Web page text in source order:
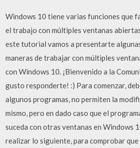
Windows 10 tiene varias funciones que
el trabajo con múltiples ventanas
este tutorial vamos a presentarte
maneras de trabajar con múltiples
con Windows 10. ¡Bienvenido a la
gusto responderte! :) Para comenzar,
algunos programas, no permiten la
mismo, pero en dado caso que el
suceda con otras ventanas en Windows
realizar lo siguiente, para comprobar